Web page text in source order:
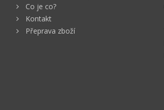
Co je co?
Kontakt
Přeprava zboží